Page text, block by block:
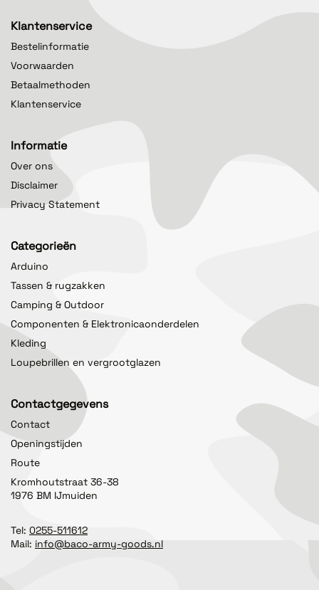
Klantenservice
Bestelinformatie
Voorwaarden
Betaalmethoden
Klantenservice
Informatie
Over ons
Disclaimer
Privacy Statement
Categorieën
Arduino
Tassen & rugzakken
Camping & Outdoor
Componenten & Elektronicaonderdelen
Kleding
Loupebrillen en vergrootglazen
Contactgegevens
Contact
Openingstijden
Route
Kromhoutstraat 36-38
1976 BM IJmuiden
Tel: 0255-511612
Mail: info@baco-army-goods.nl